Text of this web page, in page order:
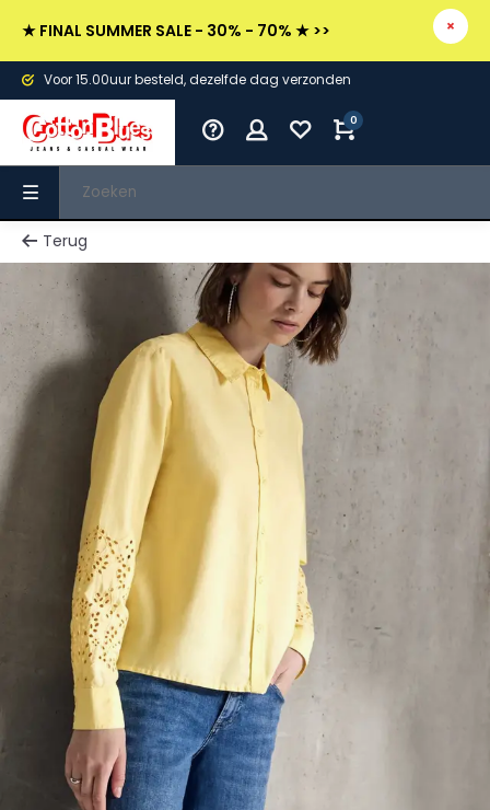
★ FINAL SUMMER SALE - 30% - 70% ★ >>
Voor 15.00uur besteld, dezelfde dag verzonden
0
Terug